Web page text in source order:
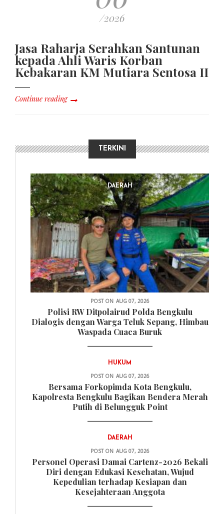
/2026
Jasa Raharja Serahkan Santunan
kepada Ahli Waris Korban
Kebakaran KM Mutiara Sentosa II
Continue reading
TERKINI
DAERAH
POST ON AUG 07, 2026
Polisi RW Ditpolairud Polda Bengkulu
Dialogis dengan Warga Teluk Sepang, Himbau
Waspada Cuaca Buruk
HUKUM
POST ON AUG 07, 2026
Bersama Forkopimda Kota Bengkulu,
Kapolresta Bengkulu Bagikan Bendera Merah
Putih di Belungguk Point
DAERAH
POST ON AUG 07, 2026
Personel Operasi Damai Cartenz-2026 Bekali
Diri dengan Edukasi Kesehatan, Wujud
Kepedulian terhadap Kesiapan dan
Kesejahteraan Anggota